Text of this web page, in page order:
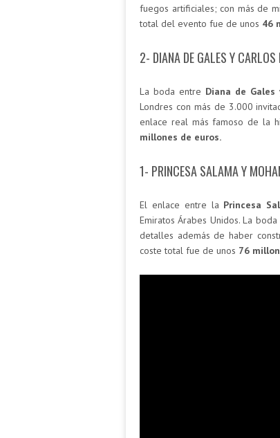
fuegos artificiales; con más de
total del evento fue de unos 46
2- DIANA DE GALES Y CARLOS
La boda entre Diana de
Londres con más de 3.000
enlace real más famoso de la
millones de euros.
1- PRINCESA SALAMA Y
El enlace entre la Princesa
Emiratos Árabes Unidos. La
detalles además de haber
coste total fue de unos 76